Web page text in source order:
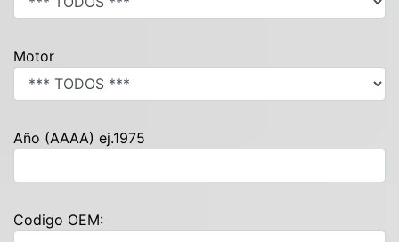
Motor
Año (AAAA) ej.1975
Codigo OEM: